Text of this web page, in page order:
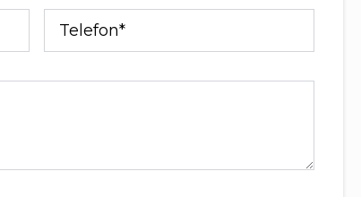
Telefon